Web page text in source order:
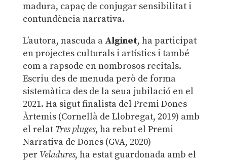
madura, capaç de conjugar sensibilitat i
contundència narrativa.
L’autora, nascuda a Alginet, ha participat
en projectes culturals i artístics i també
com a rapsode en nombrosos recitals.
Escriu des de menuda però de forma
sistemàtica des de la seua jubilació en el
2021. Ha sigut finalista del Premi Dones
Àrtemis (Cornellà de Llobregat, 2019) amb
el relat Tres pluges, ha rebut el Premi
Narrativa de Dones (GVA, 2020)
per Veladures, ha estat guardonada amb el